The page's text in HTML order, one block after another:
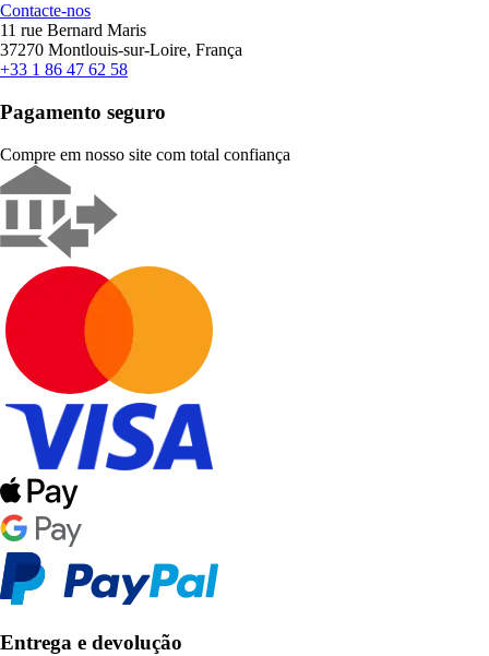
Contacte-nos
11 rue Bernard Maris
37270 Montlouis-sur-Loire, França
+33 1 86 47 62 58
Pagamento seguro
Compre em nosso site com total confiança
Entrega e devolução